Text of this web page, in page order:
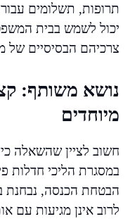
תרופות, תשלומים עבור
יכול לשמש בבית
צרכיהם הבסיסיים של
נושא משותף:
מיוחדים
חשוב לציין שהשאלה
במסגרת הליכי חדלות
הבטחת הכנסה, נבחנת
לרוב אינן מגיעות עם